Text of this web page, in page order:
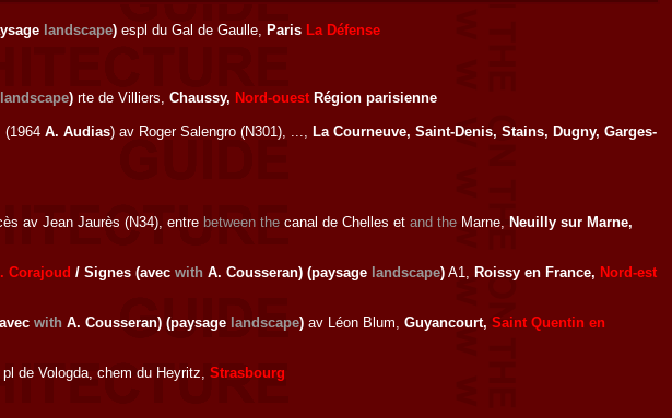
landscape) espl du Gal de Gaulle, Paris La Défense
landscape) rte de Villiers, Chaussy, Nord-ouest Région parisienne
(1964 A. Audias) av Roger Salengro (N301), ..., La Courneuve, Saint-Denis, Stains, Dugny, Garges-
av Jean Jaurès (N34), entre between the canal de Chelles et and the Marne, Neuilly sur Marne,
Corajoud / Signes (avec with A. Cousseran) (paysage landscape) A1, Roissy en France, Nord-est
with A. Cousseran) (paysage landscape) av Léon Blum, Guyancourt, Saint Quentin en
pl de Vologda, chem du Heyritz, Strasbourg